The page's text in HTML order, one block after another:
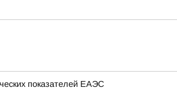
показателей ЕАЭС